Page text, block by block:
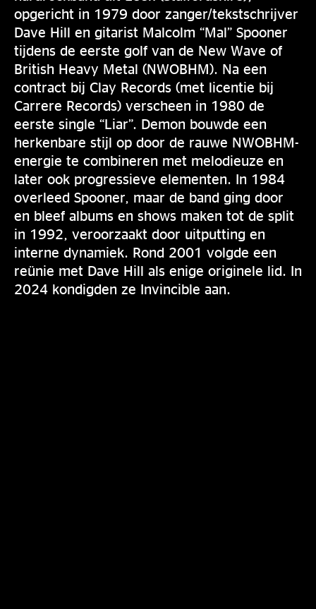
opgericht in 1979 door zanger/tekstschrijver
Dave Hill en gitarist Malcolm “Mal” Spooner
tijdens de eerste golf van de New Wave of
British Heavy Metal (NWOBHM). Na een
contract bij Clay Records (met licentie bij
Carrere Records) verscheen in 1980 de
eerste single “Liar”. Demon bouwde een
herkenbare stijl op door de rauwe NWOBHM-
energie te combineren met melodieuze en
later ook progressieve elementen. In 1984
overleed Spooner, maar de band ging door
en bleef albums en shows maken tot de split
in 1992, veroorzaakt door uitputting en
interne dynamiek. Rond 2001 volgde een
reünie met Dave Hill als enige originele lid. In
2024 kondigden ze Invincible aan.